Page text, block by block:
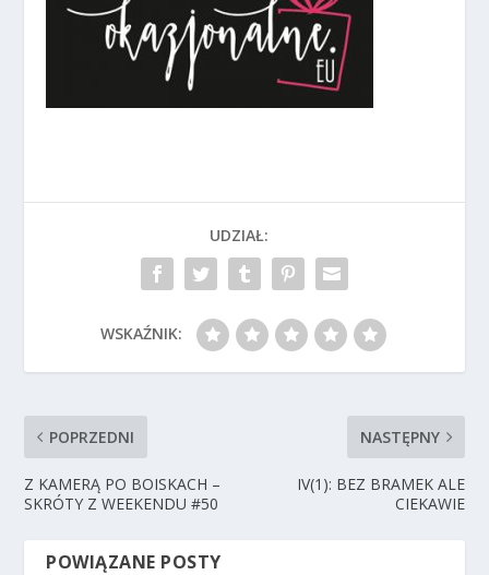
UDZIAŁ:
WSKAŹNIK:
POPRZEDNI
Z KAMERĄ PO BOISKACH –
SKRÓTY Z WEEKENDU #50
NASTĘPNY
IV(1): BEZ BRAMEK ALE
CIEKAWIE
POWIĄZANE POSTY